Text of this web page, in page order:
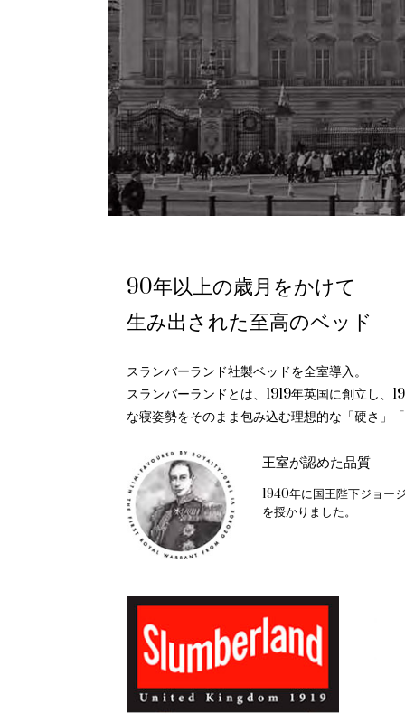
90年以上の歳月をかけて
生み出された至高のベッド
スランバーランド社製ベッドを全室導入。
スランバーランドとは、1919年英国に創立し、
な寝姿勢をそのまま包み込む理想的な「硬さ」
王室が認めた品質
1940年に国王陛下ジョー
を授かりました。